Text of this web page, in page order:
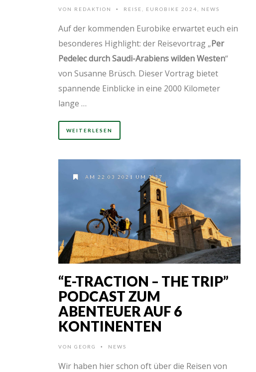
VON REDAKTION • REISE EUROBIKE 2024 NEWS
Auf der kommenden Eurobike erwartet euch ein
besonderes Highlight: der Reisevortrag „Per
Pedelec durch Saudi-Arabiens wilden Westen“
von Susanne Brüsch. Dieser Vortrag bietet
spannende Einblicke in eine 2000 Kilometer
lange …
WEITERLESEN
AM 22.03.2021 UM 7:37
“E-TRACTION – THE TRIP”
PODCAST ZUM
ABENTEUER AUF 6
KONTINENTEN
VON GEORG • NEWS
Wir haben hier schon oft über die Reisen von